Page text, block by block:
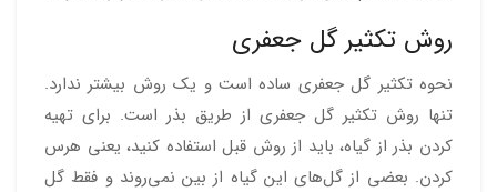
روش تکثیر گل جعفری
نحوه تکثیر گل جعفری ساده است و یک روش بیشتر ندارد.
تنها روش تکثیر گل جعفری از طریق بذر است. برای تهیه
کردن بذر از گیاه، باید از روش قبل استفاده کنید، یعنی هرس
کردن. بعضی از گل‌های این گیاه از بین نمی‌روند و فقط گل